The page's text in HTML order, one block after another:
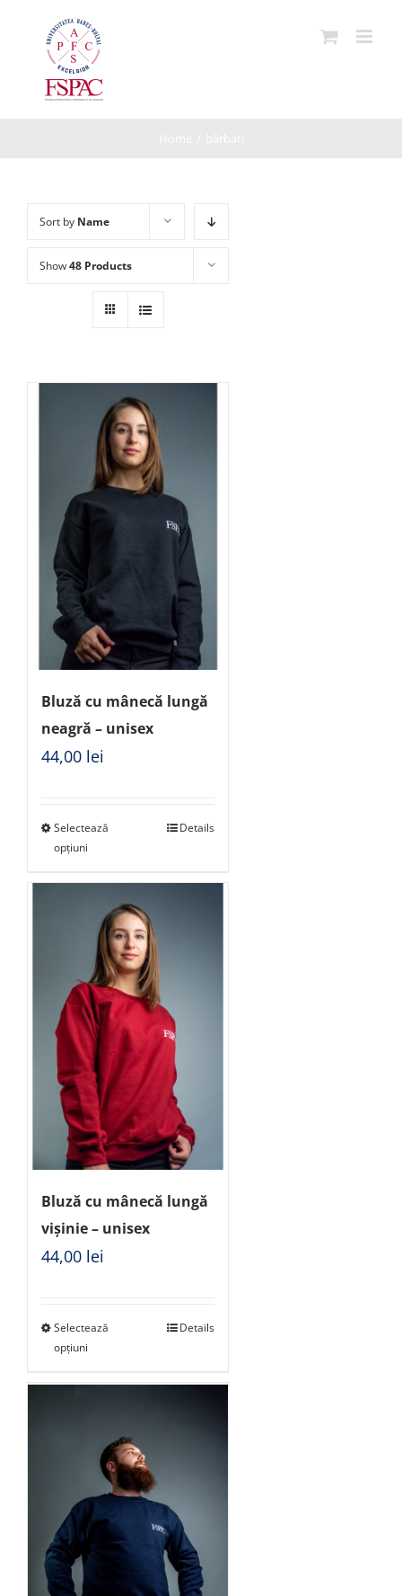
Sort by Name
Show48 Products
Bluză cu mânecă lungă
neagră – unisex
44,00 lei
Selectează
opțiuni
Details
Bluză cu mânecă lungă
vișinie – unisex
44,00 lei
Selectează
opțiuni
Details